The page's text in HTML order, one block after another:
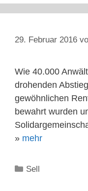
29. Februar 2016
Wie 40.000
drohenden
gewöhnlichen
bewahrt wurden
» mehr
Kategorien
Sell